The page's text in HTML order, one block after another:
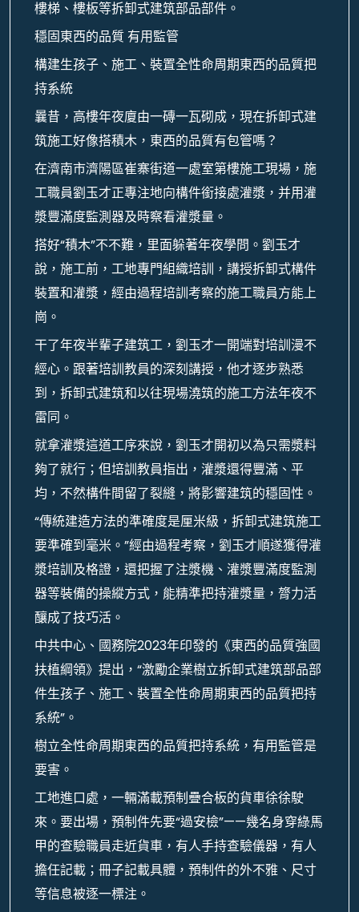
樓梯、樓板等拆卸式建筑部品部件。
穩固東西的品質 有用監管
構建生孩子、施工、裝置全性命周期東西的品質把
持系統
曩昔，高樓年夜廈由一磚一瓦砌成，現在拆卸式建
筑施工好像搭積木，東西的品質有包管嗎？
在濟南市濟陽區崔寨街道一處室第樓施工現場，施
工職員劉玉才正專注地向構件銜接處灌漿，并用灌
漿豐滿度監測器及時察看灌漿量。
搭好“積木”不不難，里面躲著年夜學問。劉玉才
說，施工前，工地專門組織培訓，講授拆卸式構件
裝置和灌漿，經由過程培訓考察的施工職員方能上
崗。
干了年夜半輩子建筑工，劉玉才一開端對培訓漫不
經心。跟著培訓教員的深刻講授，他才逐步熟悉
到，拆卸式建筑和以往現場澆筑的施工方法年夜不
雷同。
就拿灌漿這道工序來說，劉玉才開初以為只需漿料
夠了就行；但培訓教員指出，灌漿還得豐滿、平
均，不然構件間留了裂縫，將影響建筑的穩固性。
“傳統建造方法的準確度是厘米級，拆卸式建筑施工
要準確到毫米。”經由過程考察，劉玉才順遂獲得灌
漿培訓及格證，還把握了注漿機、灌漿豐滿度監測
器等裝備的操縱方式，能精準把持灌漿量，膂力活
釀成了技巧活。
中共中心、國務院2023年印發的《東西的品質強國
扶植綱領》提出，“激勵企業樹立拆卸式建筑部品部
件生孩子、施工、裝置全性命周期東西的品質把持
系統”。
樹立全性命周期東西的品質把持系統，有用監管是
要害。
工地進口處，一輛滿載預制疊合板的貨車徐徐駛
來。要出場，預制件先要“過安檢”——幾名身穿綠馬
甲的查驗職員走近貨車，有人手持查驗儀器，有人
擔任記載；冊子記載具體，預制件的外不雅、尺寸
等信息被逐一標注。